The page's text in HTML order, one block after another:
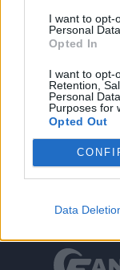
I want to opt-
Personal
Opted In
I want to opt-
Retention,
Personal
Purposes for
Opted Out
Data
Autore